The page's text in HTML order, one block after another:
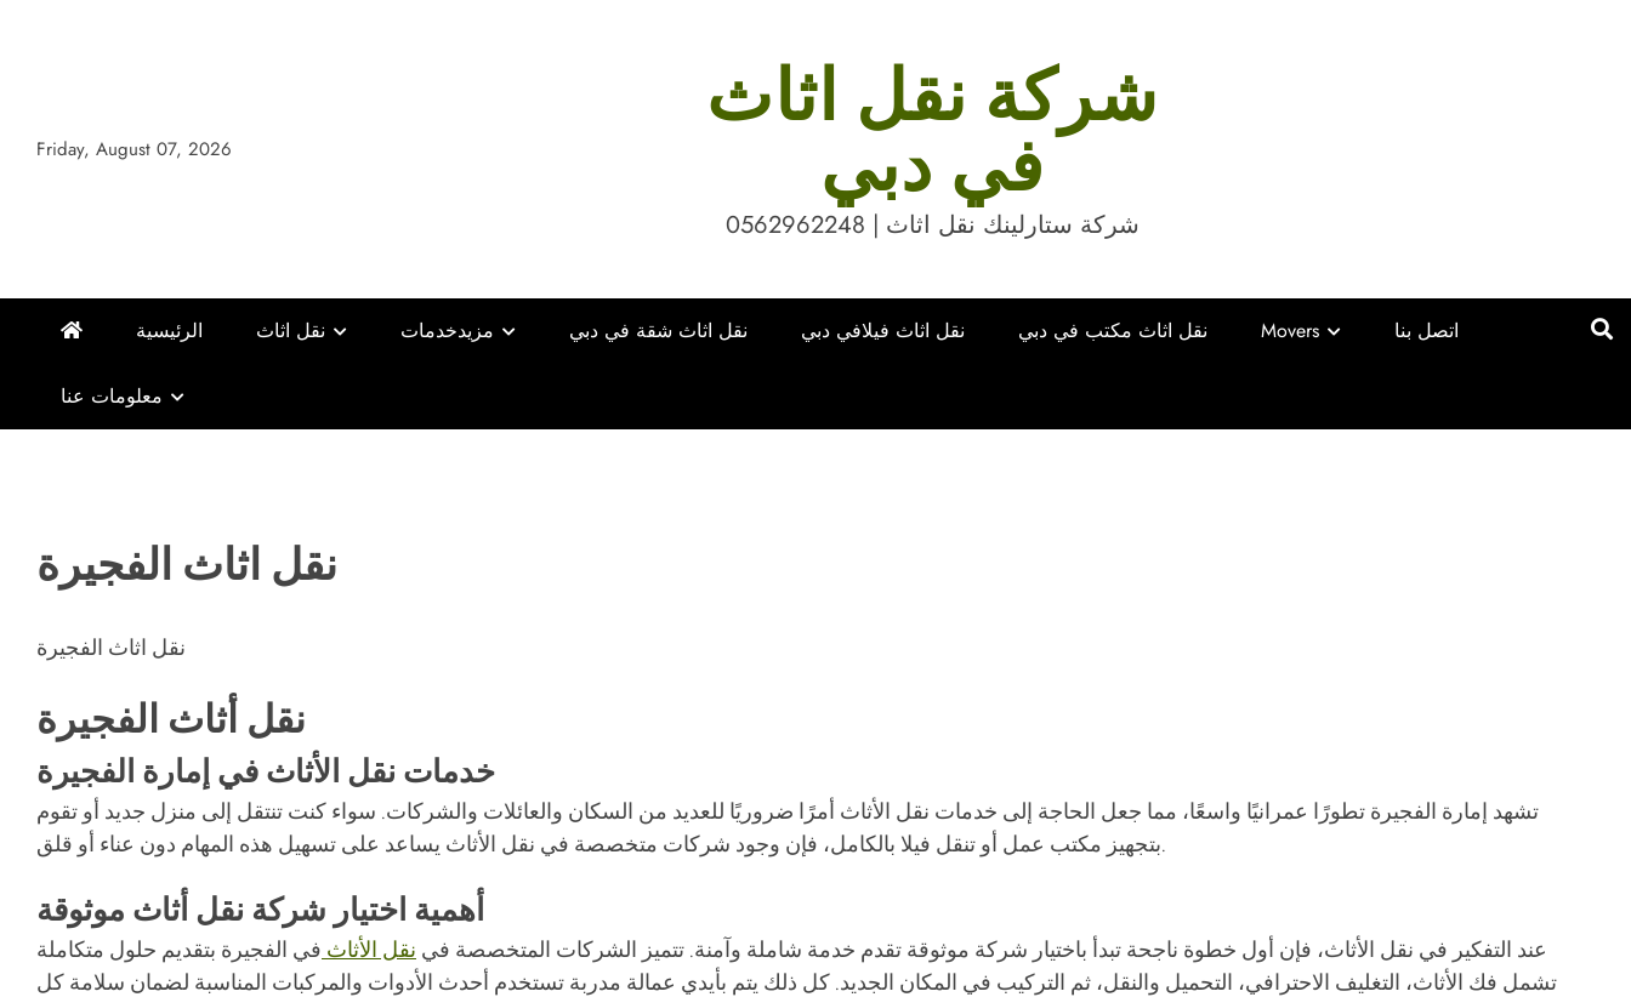
Friday, August 07, 2026
شركة نقل اثاث
في دبي
شركة ستارلينك نقل اثاث | 0562962248
الرئيسية نقل اثاث مزيدخدمات نقل اثاث شقة في دبي نقل اثاث فيلافي دبي نقل اثاث مكتب في دبي Movers اتصل بنا
معلومات عنا
نقل اثاث الفجيرة
نقل اثاث الفجيرة
نقل أثاث الفجيرة
خدمات نقل الأثاث في إمارة الفجيرة
تشهد إمارة الفجيرة تطورًا عمرانيًا واسعًا، مما جعل الحاجة إلى خدمات نقل الأثاث أمرًا ضروريًا للعديد من السكان والعائلات والشركات. سواء كنت تنتقل إلى منزل جديد أو تقوم
بتجهيز مكتب عمل أو تنقل فيلا بالكامل، فإن وجود شركات متخصصة في نقل الأثاث يساعد على تسهيل هذه المهام دون عناء أو قلق.
أهمية اختيار شركة نقل أثاث موثوقة
عند التفكير في نقل الأثاث، فإن أول خطوة ناجحة تبدأ باختيار شركة موثوقة تقدم خدمة شاملة وآمنة. تتميز الشركات المتخصصة في نقل الأثاث في الفجيرة بتقديم حلول متكاملة
تشمل فك الأثاث، التغليف الاحترافي، التحميل والنقل، ثم التركيب في المكان الجديد. كل ذلك يتم بأيدي عمالة مدربة تستخدم أحدث الأدوات والمركبات المناسبة لضمان سلامة كل